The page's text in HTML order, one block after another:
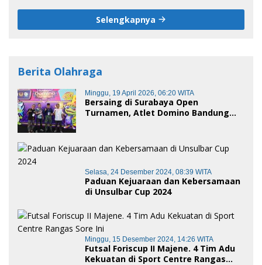
Selengkapnya
Berita Olahraga
Minggu, 19 April 2026, 06:20 WITA
Bersaing di Surabaya Open
Turnamen, Atlet Domino Bandung
Selasa, 24 Desember 2024, 08:39 WITA
Paduan Kejuaraan dan Kebersamaan
di Unsulbar Cup 2024
Minggu, 15 Desember 2024, 14:26 WITA
Futsal Foriscup II Majene. 4 Tim Adu
Kekuatan di Sport Centre Rangas